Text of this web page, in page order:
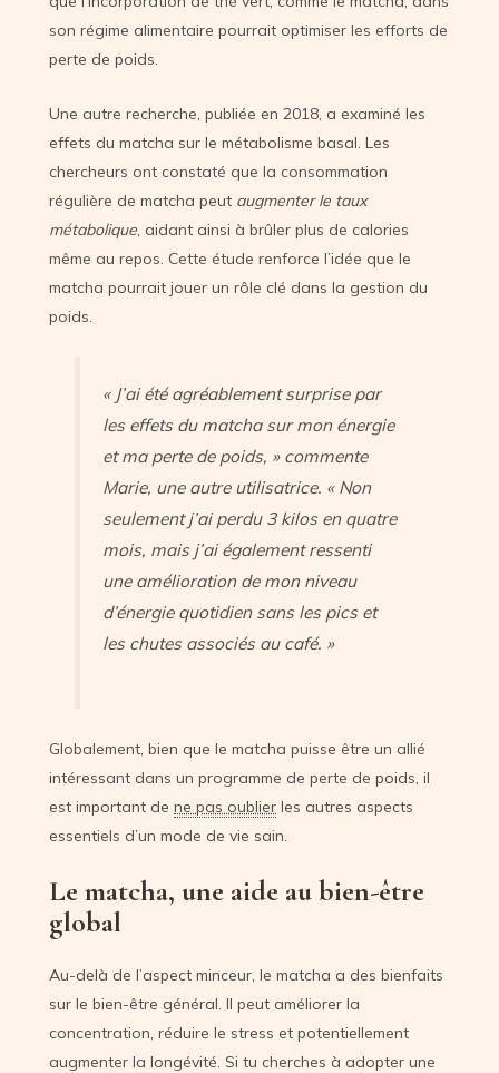
son régime alimentaire pourrait optimiser les efforts de
perte de poids.
Une autre recherche, publiée en 2018, a examiné les
effets du matcha sur le métabolisme basal. Les
chercheurs ont constaté que la consommation
régulière de matcha peut augmenter le taux
métabolique , aidant ainsi à brûler plus de calories
même au repos. Cette étude renforce l’idée que le
matcha pourrait jouer un rôle clé dans la gestion du
poids.
« J’ai été agréablement surprise par
les effets du matcha sur mon énergie
et ma perte de poids, » commente
Marie, une autre utilisatrice. « Non
seulement j’ai perdu 3 kilos en quatre
mois, mais j’ai également ressenti
une amélioration de mon niveau
d’énergie quotidien sans les pics et
les chutes associés au café. »
Globalement, bien que le matcha puisse être un allié
intéressant dans un programme de perte de poids, il
est important de ne pas oublier les autres aspects
essentiels d’un mode de vie sain.
Le matcha, une aide au bien-être
global
Au-delà de l’aspect minceur, le matcha a des bienfaits
sur le bien-être général. Il peut améliorer la
concentration, réduire le stress et potentiellement
augmenter la longévité. Si tu cherches à adopter une